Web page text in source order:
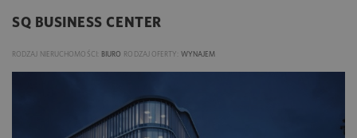
SQ BUSINESS CENTER
RODZAJ NIERUCHOMOŚCI: BIURO RODZAJ OFERTY: WYNAJEM